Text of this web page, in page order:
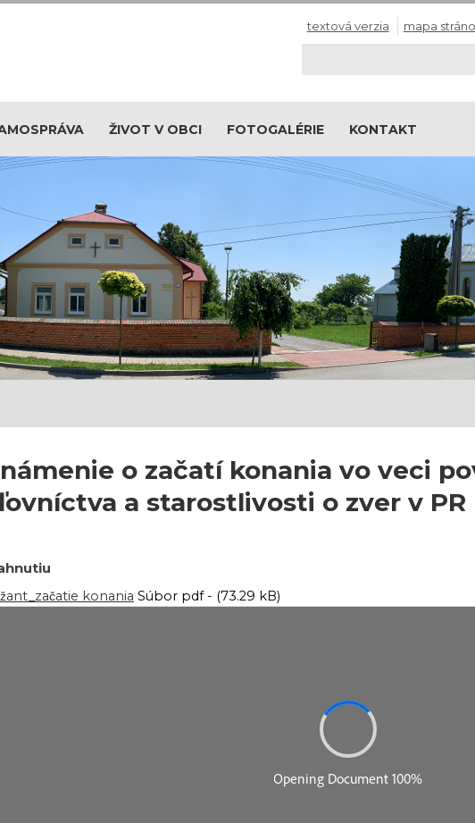
textová verzia mapa
ŽIVOT V OBCI FOTOGALÉRIE KONTAKT
o začatí konania vo veci
a starostlivosti o zver v
konania Súbor pdf - (73.29 kB)